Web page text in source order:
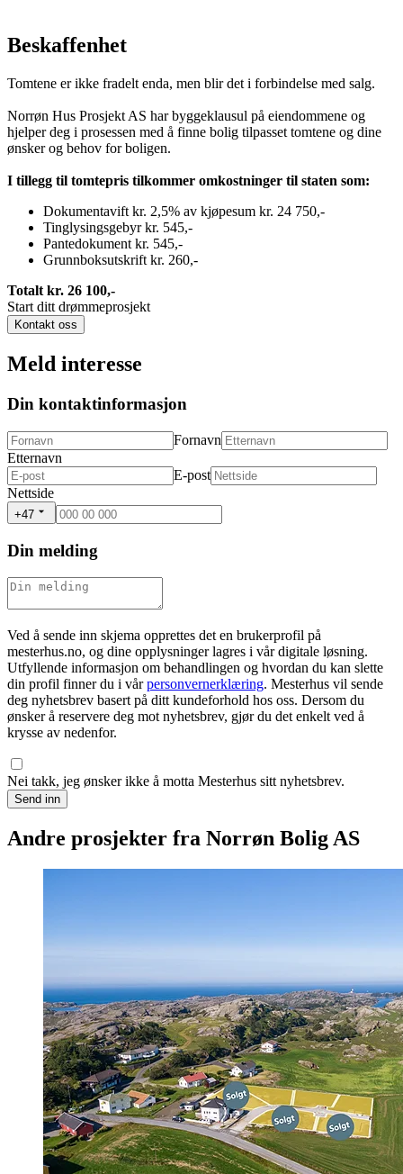
Beskaffenhet
Tomtene er ikke fradelt enda, men blir det i forbindelse med salg.
Norrøn Hus Prosjekt AS har byggeklausul på eiendommene og
hjelper deg i prosessen med å finne bolig tilpasset tomtene og dine
ønsker og behov for boligen.
I tillegg til tomtepris tilkommer omkostninger til staten som:
Dokumentavift kr. 2,5% av kjøpesum kr. 24 750,-
Tinglysingsgebyr kr. 545,-
Pantedokument kr. 545,-
Grunnboksutskrift kr. 260,-
Totalt kr. 26 100,-
Start ditt drømmeprosjekt
Kontakt oss
Meld interesse
Din kontaktinformasjon
Fornavn
Etternavn
E-post
Nettside
+47
Din melding
Ved å sende inn skjema opprettes det en brukerprofil på
mesterhus.no, og dine opplysninger lagres i vår digitale løsning.
Utfyllende informasjon om behandlingen og hvordan du kan slette
din profil finner du i vår personvernerklæring. Mesterhus vil sende
deg nyhetsbrev basert på ditt kundeforhold hos oss. Dersom du
ønsker å reservere deg mot nyhetsbrev, gjør du det enkelt ved å
krysse av nedenfor.
Nei takk, jeg ønsker ikke å motta Mesterhus sitt nyhetsbrev.
Send inn
Andre prosjekter fra Norrøn Bolig AS